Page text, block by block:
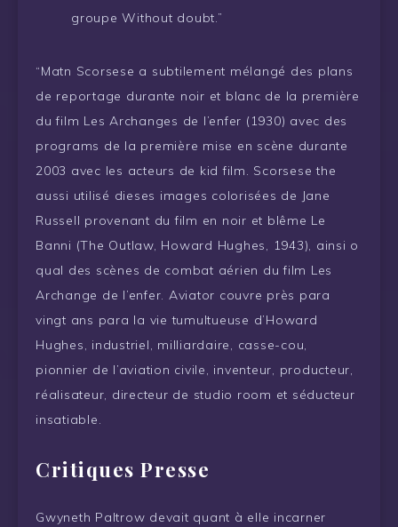
groupe Without doubt.”
“Matn Scorsese a subtilement mélangé des plans
de reportage durante noir et blanc de la première
du film Les Archanges de l’enfer (1930) avec des
programs de la première mise en scène durante
2003 avec les acteurs de kid film. Scorsese the
aussi utilisé dieses images colorisées de Jane
Russell provenant du film en noir et blême Le
Banni (The Outlaw, Howard Hughes, 1943), ainsi o
qual des scènes de combat aérien du film Les
Archange de l’enfer. Aviator couvre près para
vingt ans para la vie tumultueuse d’Howard
Hughes, industriel, milliardaire, casse-cou,
pionnier de l’aviation civile, inventeur, producteur,
réalisateur, directeur de studio room et séducteur
insatiable.
Critiques Presse
Gwyneth Paltrow devait quant à elle incarner